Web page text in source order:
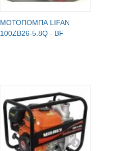
МОТОПОМПА LIFAN
100ZB26-5.8Q - BF